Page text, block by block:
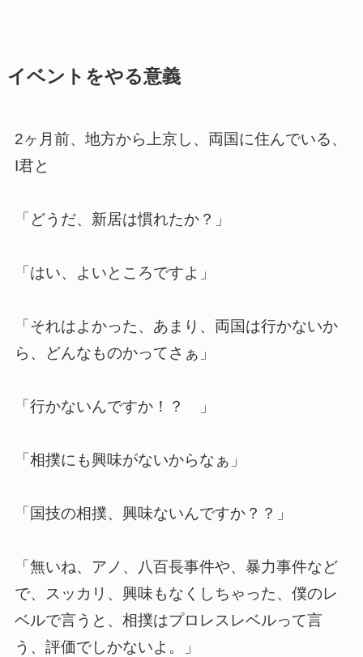
イベントをやる意義
2ヶ月前、地方から上京し、両国に住んでいる、
I君と
「どうだ、新居は慣れたか？」
「はい、よいところですよ」
「それはよかった、あまり、両国は行かないか
ら、どんなものかってさぁ」
「行かないんですか！？ 」
「相撲にも興味がないからなぁ」
「国技の相撲、興味ないんですか？？」
「無いね、アノ、八百長事件や、暴力事件など
で、スッカリ、興味もなくしちゃった、僕のレ
ベルで言うと、相撲はプロレスレベルって言
う、評価でしかないよ。」